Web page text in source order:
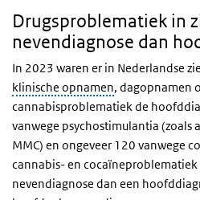
Drugsproblematiek in
nevendiagnose dan
In 2023 waren er in Nederlandse
klinische opnamen, dagopnamen
cannabisproblematiek de
vanwege psychostimulantia (zoals
MMC) en ongeveer 120 vanwege
cannabis- en cocaïneproblematiek
nevendiagnose dan een